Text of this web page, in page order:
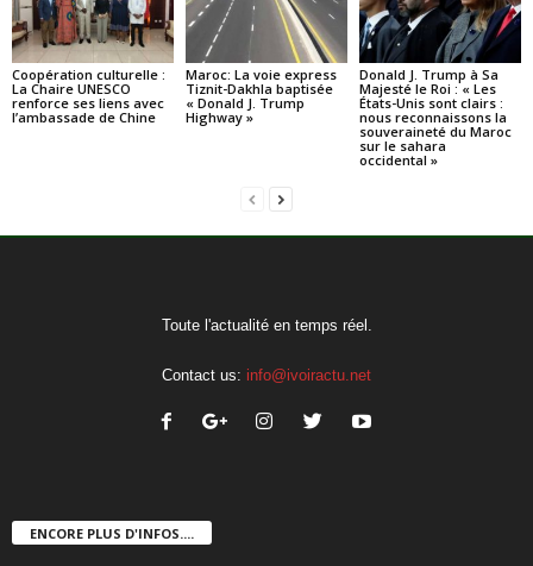
Coopération culturelle :
La Chaire UNESCO
renforce ses liens avec
l’ambassade de Chine
Maroc: La voie express
Tiznit-Dakhla baptisée
« Donald J. Trump
Highway »
Donald J. Trump à Sa
Majesté le Roi : « Les
États-Unis sont clairs :
nous reconnaissons la
souveraineté du Maroc
sur le sahara
occidental »
Toute l'actualité en temps réel.
Contact us: info@ivoiractu.net
ENCORE PLUS D'INFOS....